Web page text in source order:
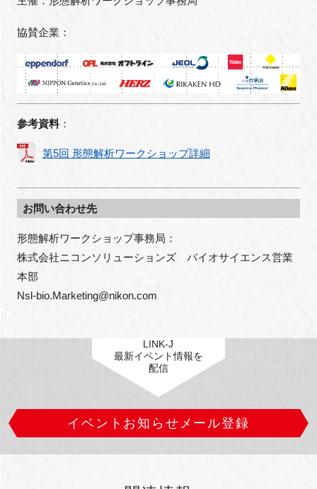
協賛企業：
参考資料：
第5回 形態解析ワークショップ詳細
お問い合わせ先
形態解析ワークショップ事務局：
株式会社ニコンソリューションズ　バイオサイエンス営業
本部
Nsl-bio.Marketing@nikon.com
LINK-J
最新イベント情報を
配信
イベントお知らせメール登録